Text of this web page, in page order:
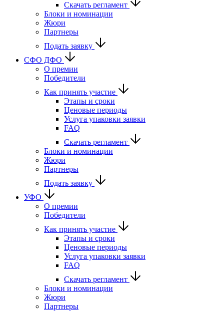
Скачать регламент
Блоки и номинации
Жюри
Партнеры
Подать заявку
CФО ДФО
О премии
Победители
Как принять участие
Этапы и сроки
Ценовые периоды
Услуга упаковки заявки
FAQ
Скачать регламент
Блоки и номинации
Жюри
Партнеры
Подать заявку
УФО
О премии
Победители
Как принять участие
Этапы и сроки
Ценовые периоды
Услуга упаковки заявки
FAQ
Скачать регламент
Блоки и номинации
Жюри
Партнеры